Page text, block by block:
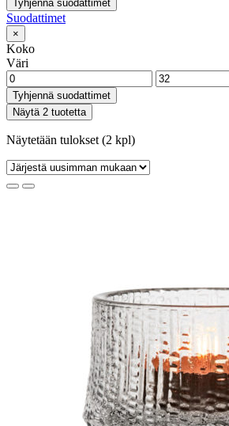
Tyhjennä suodattimet
Suodattimet
×
Koko
Väri
Tyhjennä suodattimet
Näytä 2 tuotetta
Näytetään tulokset (2 kpl)